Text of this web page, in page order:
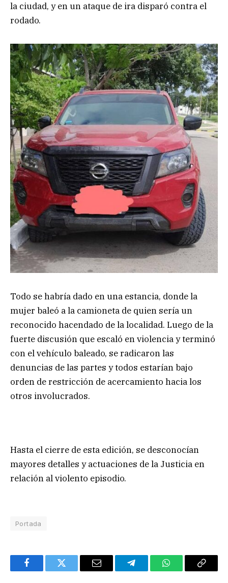
la ciudad, y en un ataque de ira disparó contra el
rodado.
Todo se habría dado en una estancia, donde la
mujer baleó a la camioneta de quien sería un
reconocido hacendado de la localidad. Luego de la
fuerte discusión que escaló en violencia y terminó
con el vehículo baleado, se radicaron las
denuncias de las partes y todos estarían bajo
orden de restricción de acercamiento hacia los
otros involucrados.
Hasta el cierre de esta edición, se desconocían
mayores detalles y actuaciones de la Justicia en
relación al violento episodio.
Portada
FacebookTwitter Email TelegramWhatsAppCopy